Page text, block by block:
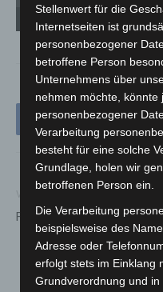
Defekte Sprühdose ist Grund für
Langenhagen / Sarli
FEUERWEHR – Ehrensache!
Stellenwert für die
Internetseiten ist
personenbezogener
betroffene Person
Unternehmens über
nehmen möchte, könnte
personenbezogener
Verarbeitung
besteht für eine solche
Grundlage, holen wir
betroffenen Person ein.
Die Verarbeitung
beispielsweise des
Adresse oder
erfolgt stets im Einklang
Grundverordnung und